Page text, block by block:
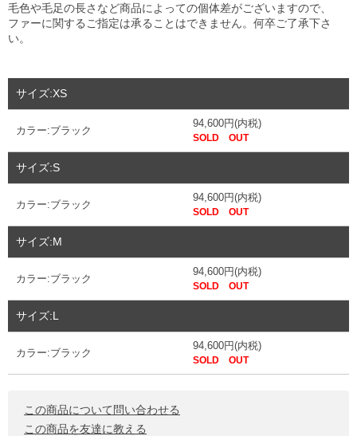
毛色や毛足の長さなど商品によっての個体差がございますので、
ファーに関するご指定は承ることはできません。何卒ご了承下さ
い。
サイズ:XS
カラー:ブラック
94,600円(内税)
SOLD OUT
サイズ:S
カラー:ブラック
94,600円(内税)
SOLD OUT
サイズ:M
カラー:ブラック
94,600円(内税)
SOLD OUT
サイズ:L
カラー:ブラック
94,600円(内税)
SOLD OUT
この商品について問い合わせる
この商品を友達に教える